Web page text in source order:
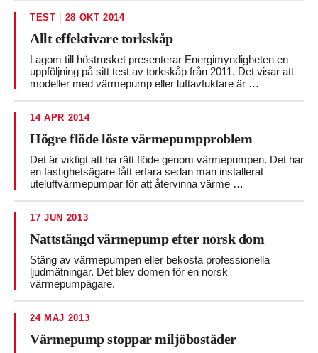
TEST 28 OKT 2014
Allt effektivare torkskåp
Lagom till höstrusket presenterar Energimyndigheten en
uppföljning på sitt test av torkskåp från 2011. Det visar att
modeller med värmepump eller luftavfuktare är …
14 APR 2014
Högre flöde löste värmepumpproblem
Det är viktigt att ha rätt flöde genom värmepumpen. Det har
en fastighetsägare fått erfara sedan man installerat
uteluftvärmepumpar för att återvinna värme …
17 JUN 2013
Nattstängd värmepump efter norsk dom
Stäng av värmepumpen eller bekosta professionella
ljudmätningar. Det blev domen för en norsk
värmepumpägare.
24 MAJ 2013
Värmepump stoppar miljöbostäder